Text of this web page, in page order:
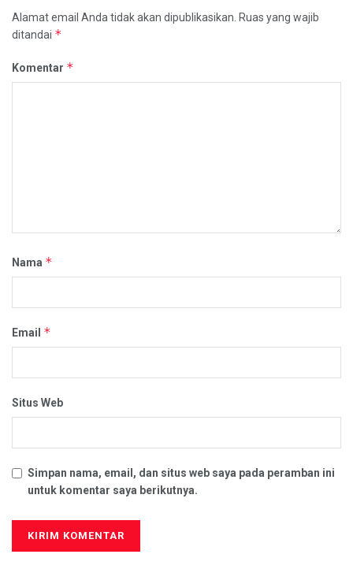
Alamat email Anda tidak akan dipublikasikan. Ruas yang wajib
ditandai *
Komentar *
Nama *
Email *
Situs Web
Simpan nama, email, dan situs web saya pada peramban ini
untuk komentar saya berikutnya.